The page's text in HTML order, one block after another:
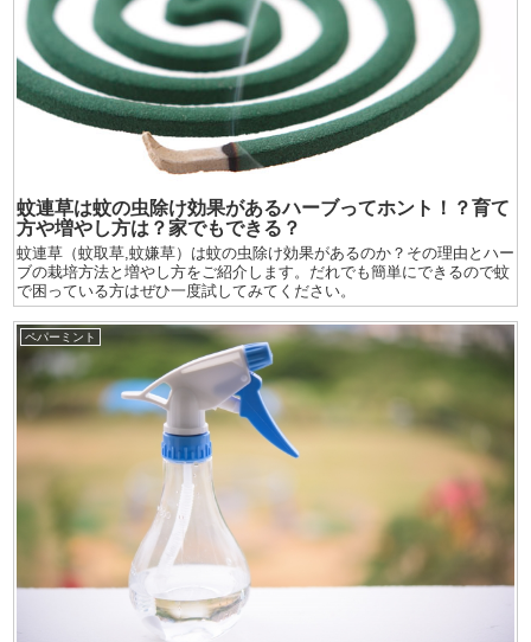
蚊連草は蚊の虫除け効果があるハーブってホント！？育て
方や増やし方は？家でもできる？
蚊連草（蚊取草,蚊嫌草）は蚊の虫除け効果があるのか？その理由とハー
ブの栽培方法と増やし方をご紹介します。だれでも簡単にできるので蚊
で困っている方はぜひ一度試してみてください。
ペパーミント